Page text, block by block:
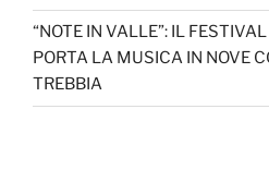
“NOTE IN VALLE”: IL
PORTA LA MUSICA IN NOVE
TREBBIA